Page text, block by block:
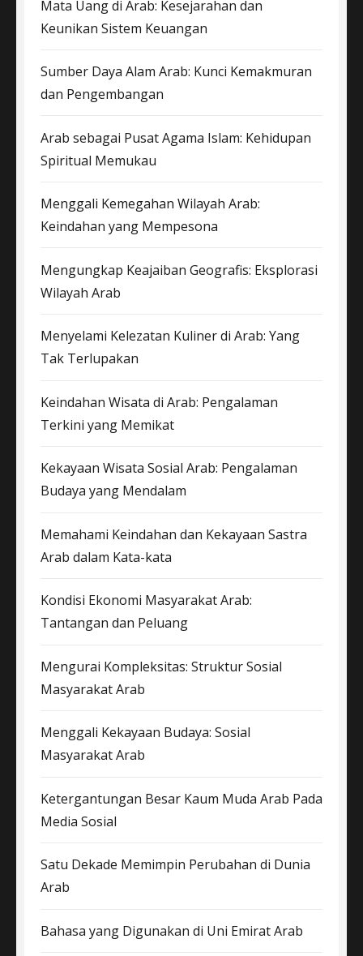
Mata Uang di Arab: Kesejarahan dan
Keunikan Sistem Keuangan
Sumber Daya Alam Arab: Kunci Kemakmuran
dan Pengembangan
Arab sebagai Pusat Agama Islam: Kehidupan
Spiritual Memukau
Menggali Kemegahan Wilayah Arab:
Keindahan yang Mempesona
Mengungkap Keajaiban Geografis: Eksplorasi
Wilayah Arab
Menyelami Kelezatan Kuliner di Arab: Yang
Tak Terlupakan
Keindahan Wisata di Arab: Pengalaman
Terkini yang Memikat
Kekayaan Wisata Sosial Arab: Pengalaman
Budaya yang Mendalam
Memahami Keindahan dan Kekayaan Sastra
Arab dalam Kata-kata
Kondisi Ekonomi Masyarakat Arab:
Tantangan dan Peluang
Mengurai Kompleksitas: Struktur Sosial
Masyarakat Arab
Menggali Kekayaan Budaya: Sosial
Masyarakat Arab
Ketergantungan Besar Kaum Muda Arab Pada
Media Sosial
Satu Dekade Memimpin Perubahan di Dunia
Arab
Bahasa yang Digunakan di Uni Emirat Arab